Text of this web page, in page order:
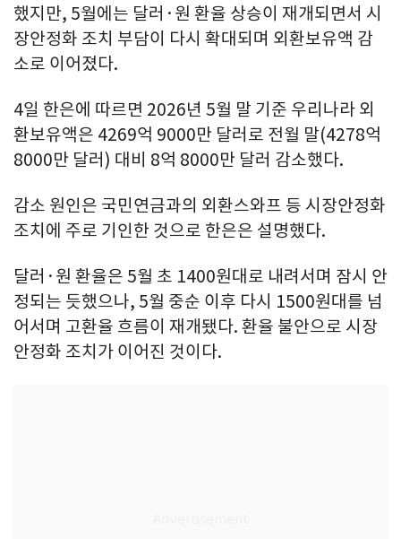
했지만, 5월에는 달러·원 환율 상승이 재개되면서 시
장안정화 조치 부담이 다시 확대되며 외환보유액 감
소로 이어졌다.
4일 한은에 따르면 2026년 5월 말 기준 우리나라 외
환보유액은 4269억 9000만 달러로 전월 말(4278억
8000만 달러) 대비 8억 8000만 달러 감소했다.
감소 원인은 국민연금과의 외환스와프 등 시장안정화
조치에 주로 기인한 것으로 한은은 설명했다.
달러·원 환율은 5월 초 1400원대로 내려서며 잠시 안
정되는 듯했으나, 5월 중순 이후 다시 1500원대를 넘
어서며 고환율 흐름이 재개됐다. 환율 불안으로 시장
안정화 조치가 이어진 것이다.